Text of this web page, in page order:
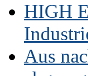
HIGH
Aus